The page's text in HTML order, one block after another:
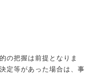
の把握は前提となりま
定等があった場合は、事